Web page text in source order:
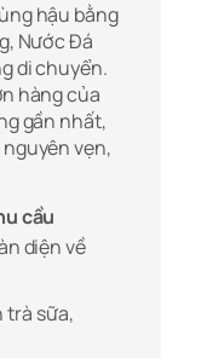
hậu bằng
Nước Đá
di chuyển.
hàng của
gần nhất,
vẹn,
cầu
diện về
trà sữa,